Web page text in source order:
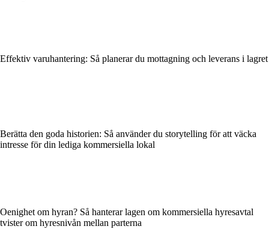
Effektiv varuhantering: Så planerar du mottagning och leverans i lagret
Berätta den goda historien: Så använder du storytelling för att väcka
intresse för din lediga kommersiella lokal
Oenighet om hyran? Så hanterar lagen om kommersiella hyresavtal
tvister om hyresnivån mellan parterna